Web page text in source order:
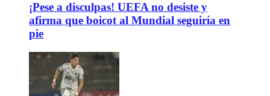
¡Pese a disculpas! UEFA no desiste y
afirma que boicot al Mundial seguiría en
pie